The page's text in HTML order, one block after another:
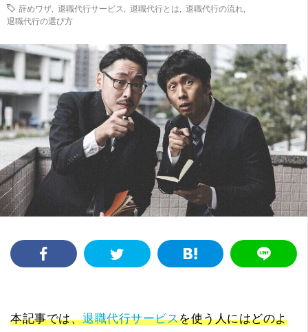
辞めワザ
退職代行サービス 退職代行とは 退職代行の流れ
退職代行の選び方
本記事では、退職代行サービスを使う人にはどのよ